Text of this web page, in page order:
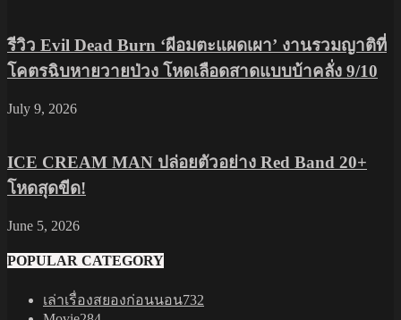
รีวิว Evil Dead Burn ‘ผีอมตะแผดเผา’ งานรวมญาติที่
โคตรฉิบหายวายป่วง โหดเลือดสาดแบบบ้าคลั่ง 9/10
July 9, 2026
ICE CREAM MAN ปล่อยตัวอย่าง Red Band 20+
โหดสุดขีด!
June 5, 2026
POPULAR CATEGORY
เล่าเรื่องสยองก่อนนอน732